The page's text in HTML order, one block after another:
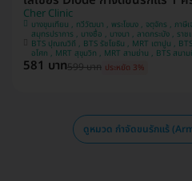
Cher Clinic
บางขุนเทียน , ทวีวัฒนา , พระโขนง , จตุจักร , ภาษีเจริญ , ลาดพร้าว , ประเวศ ,
สมุทรปราการ , บางซื่อ , บางนา , ลาดกระบัง , ราชเทวี , คันนายาว , คลองเตย ,
บางแค , ปทุมวัน
BTS ปุณณวิถี , BTS รัชโยธิน , MRT เตาปูน , BTS บางนา , BTS อุดมสุข , BTS
อโศก , MRT สุขุมวิท ,
581 บาท599 บาท ประหยัด 3%
ดูหมวด กำจัดขนรักแร้